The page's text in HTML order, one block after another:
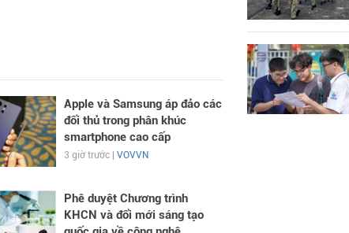
Apple và Samsung áp đảo các
đối thủ trong phân khúc
smartphone cao cấp
3 giờ trước | VOVVN
Phê duyệt Chương trình
KHCN và đổi mới sáng tạo